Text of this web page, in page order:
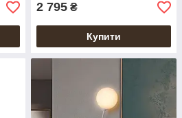
2 795 ₴
Купити